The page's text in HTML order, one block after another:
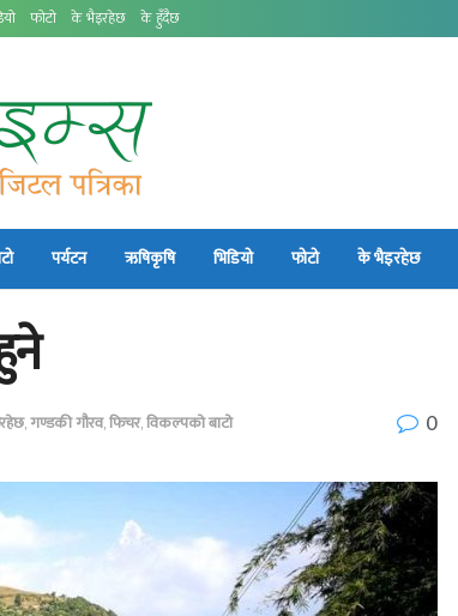
फोटो के भैइरहेछ के हुँदैछ
पर्यटन ऋषिकृषि भिडियो फोटो के भैइरहेछ
,गण्डकी गौरव,फिचर,विकल्पको बाटो 0